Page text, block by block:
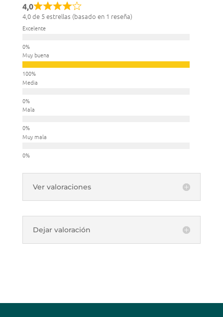
4,0
4,0 de 5 estrellas (basado en 1 reseña)
Excelente
Muy buena
Media
Mala
Muy mala
Ver valoraciones
Dejar valoración